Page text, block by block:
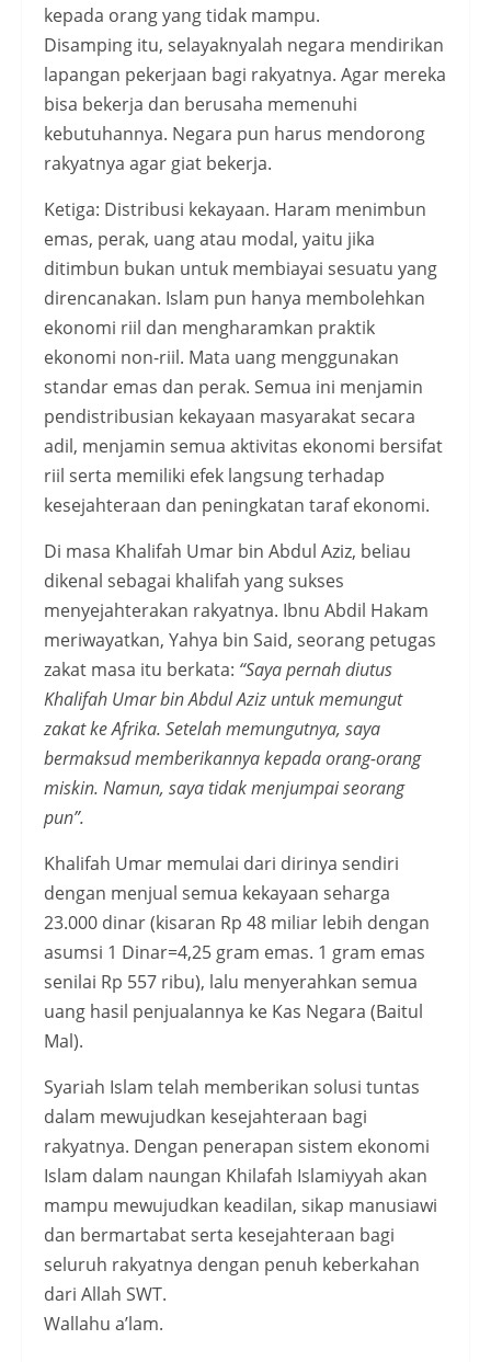
kepada orang yang tidak mampu.
Disamping itu, selayaknyalah negara mendirikan
lapangan pekerjaan bagi rakyatnya. Agar mereka
bisa bekerja dan berusaha memenuhi
kebutuhannya. Negara pun harus mendorong
rakyatnya agar giat bekerja.
Ketiga: Distribusi kekayaan. Haram menimbun
emas, perak, uang atau modal, yaitu jika
ditimbun bukan untuk membiayai sesuatu yang
direncanakan. Islam pun hanya membolehkan
ekonomi riil dan mengharamkan praktik
ekonomi non-riil. Mata uang menggunakan
standar emas dan perak. Semua ini menjamin
pendistribusian kekayaan masyarakat secara
adil, menjamin semua aktivitas ekonomi bersifat
riil serta memiliki efek langsung terhadap
kesejahteraan dan peningkatan taraf ekonomi.
Di masa Khalifah Umar bin Abdul Aziz, beliau
dikenal sebagai khalifah yang sukses
menyejahterakan rakyatnya. Ibnu Abdil Hakam
meriwayatkan, Yahya bin Said, seorang petugas
zakat masa itu berkata: “Saya pernah diutus
Khalifah Umar bin Abdul Aziz untuk memungut
zakat ke Afrika. Setelah memungutnya, saya
bermaksud memberikannya kepada orang-orang
miskin. Namun, saya tidak menjumpai seorang
pun”.
Khalifah Umar memulai dari dirinya sendiri
dengan menjual semua kekayaan seharga
23.000 dinar (kisaran Rp 48 miliar lebih dengan
asumsi 1 Dinar=4,25 gram emas. 1 gram emas
senilai Rp 557 ribu), lalu menyerahkan semua
uang hasil penjualannya ke Kas Negara (Baitul
Mal).
Syariah Islam telah memberikan solusi tuntas
dalam mewujudkan kesejahteraan bagi
rakyatnya. Dengan penerapan sistem ekonomi
Islam dalam naungan Khilafah Islamiyyah akan
mampu mewujudkan keadilan, sikap manusiawi
dan bermartabat serta kesejahteraan bagi
seluruh rakyatnya dengan penuh keberkahan
dari Allah SWT.
Wallahu a’lam.